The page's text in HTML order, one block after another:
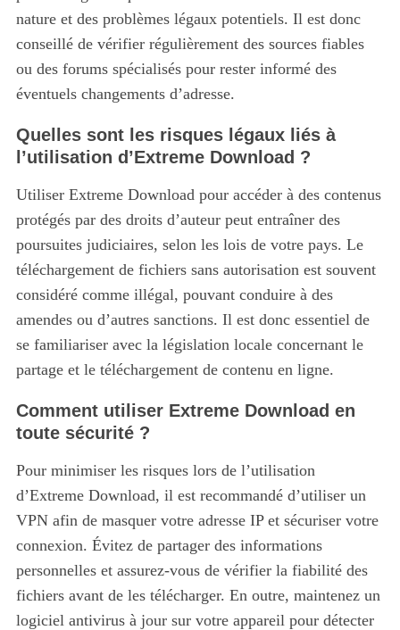
nature et des problèmes légaux potentiels. Il est donc
conseillé de vérifier régulièrement des sources fiables
ou des forums spécialisés pour rester informé des
éventuels changements d’adresse.
Quelles sont les risques légaux liés à
l’utilisation d’Extreme Download ?
Utiliser Extreme Download pour accéder à des contenus
protégés par des droits d’auteur peut entraîner des
poursuites judiciaires, selon les lois de votre pays. Le
téléchargement de fichiers sans autorisation est souvent
considéré comme illégal, pouvant conduire à des
amendes ou d’autres sanctions. Il est donc essentiel de
se familiariser avec la législation locale concernant le
partage et le téléchargement de contenu en ligne.
Comment utiliser Extreme Download en
toute sécurité ?
Pour minimiser les risques lors de l’utilisation
d’Extreme Download, il est recommandé d’utiliser un
VPN afin de masquer votre adresse IP et sécuriser votre
connexion. Évitez de partager des informations
personnelles et assurez-vous de vérifier la fiabilité des
fichiers avant de les télécharger. En outre, maintenez un
logiciel antivirus à jour sur votre appareil pour détecter
r